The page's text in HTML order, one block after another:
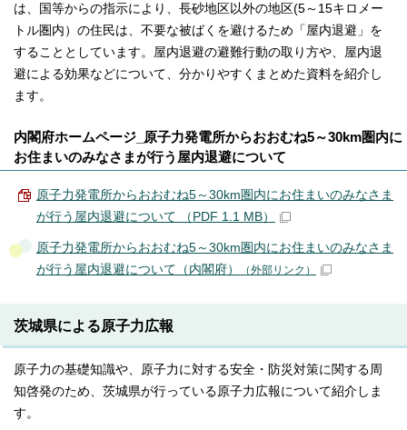
は、国等からの指示により、長砂地区以外の地区(5～15キロメー
トル圏内）の住民は、不要な被ばくを避けるため「屋内退避」を
することとしています。屋内退避の避難行動の取り方や、屋内退
避による効果などについて、分かりやすくまとめた資料を紹介し
ます。
内閣府ホームページ_原子力発電所からおおむね5～30km圏内に
お住まいのみなさまが行う屋内退避について
原子力発電所からおおむね5～30km圏内にお住まいのみなさま
が行う屋内退避について （PDF 1.1 MB）
原子力発電所からおおむね5～30km圏内にお住まいのみなさま
が行う屋内退避について（内閣府）
（外部リンク）
茨城県による原子力広報
原子力の基礎知識や、原子力に対する安全・防災対策に関する周
知啓発のため、茨城県が行っている原子力広報について紹介しま
す。